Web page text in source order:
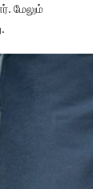
மேலும்